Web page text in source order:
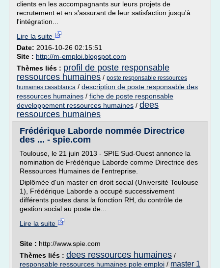
clients en les accompagnants sur leurs projets de
recrutement et en s'assurant de leur satisfaction jusqu'à
l'intégration...
Lire la suite
Date: 2016-10-26 02:15:51
Site : http://m-emploi.blogspot.com
Thèmes liés : profil de poste responsable
ressources humaines / poste responsable ressources
humaines casablanca / description de poste responsable des
ressources humaines / fiche de poste responsable
developpement ressources humaines / dees
ressources humaines
Frédérique Laborde nommée Directrice
des ... - spie.com
Toulouse, le 21 juin 2013 - SPIE Sud-Ouest annonce la
nomination de Frédérique Laborde comme Directrice des
Ressources Humaines de l'entreprise.
Diplômée d'un master en droit social (Université Toulouse
1), Frédérique Laborde a occupé successivement
différents postes dans la fonction RH, du contrôle de
gestion social au poste de...
Lire la suite
Site : http://www.spie.com
Thèmes liés : dees ressources humaines /
responsable ressources humaines pole emploi / master 1